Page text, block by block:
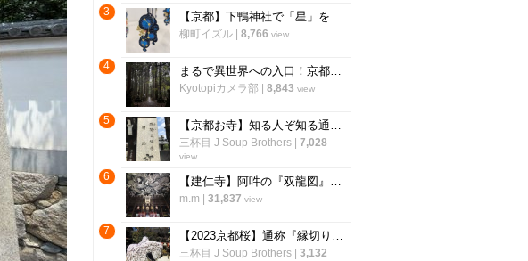
3 【京都】下鴨神社で「星」をモチーフにした「四季守」が限定授与
柳町イズル| 8,766 view
4 まるで異世界への入口！京都の穴場パワースポット「賀茂神社」【京北町】
Kyotopiカメラ部 8,843 view
5 【京都お寺】知る人ぞ知る通称『賽（さい）の河原』で知られる西院立地「高山寺」
三杯目 J Soup Brothers| 7,028
view
6 【建仁寺】阿吽の『双龍図』は圧巻の迫力！一見の価値あり♪【京都 祇園】
m.m 31,837 view
7 【2023京都桜】通称『縁切り神社』は行列必至☆参道の桜はまだつぼみ「安井金比羅宮」
三杯目 J Soup Brothers| 3,132